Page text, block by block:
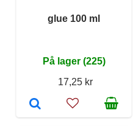
glue 100 ml
På lager (225)
17,25 kr